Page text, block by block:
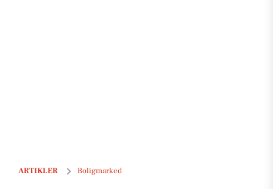
ARTIKLER Boligmarked
Luksusbolig netop kommet til salg i Holbæk: Se hvad du skal smide